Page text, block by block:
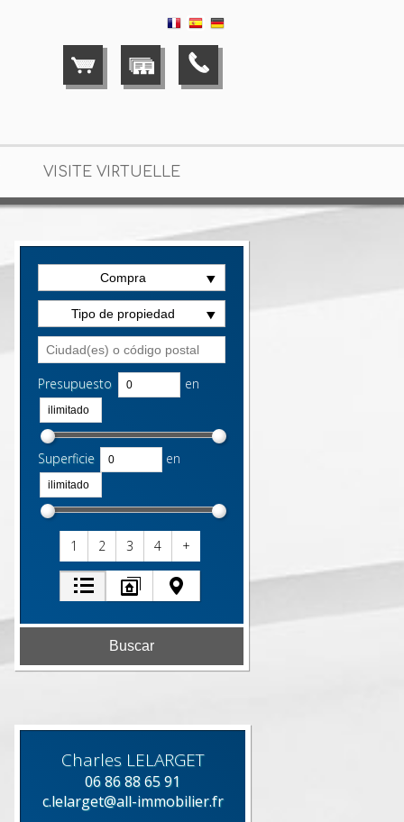
VISITE VIRTUELLE
Compra
Tipo de propiedad
Presupuesto en
Superficie en
1 2 3 4 +
Charles LELARGET
06 86 88 65 91
c.lelarget@all-immobilier.fr